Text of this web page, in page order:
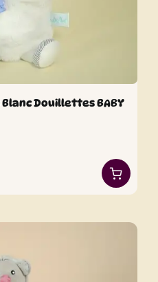
Douillettes BABY